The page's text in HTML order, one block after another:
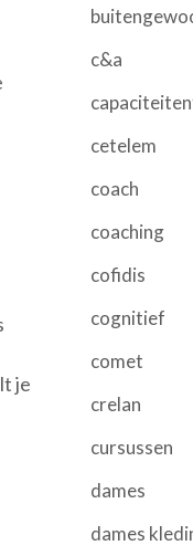
je
c&a
cetelem
coach
coaching
cofidis
cognitief
comet
crelan
cursussen
dames
dames